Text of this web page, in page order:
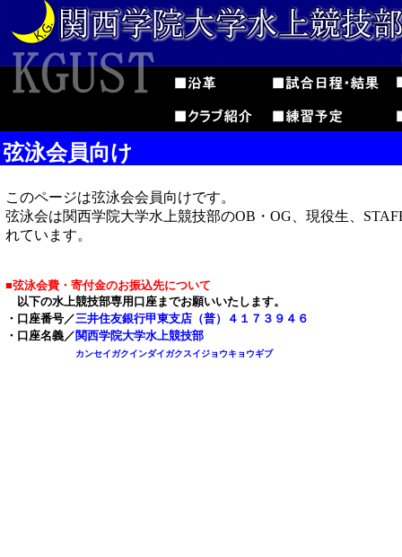
弦泳会員向け
このページは弦泳会会員向けです。
弦泳会は関西学院大学水上競技部のOB・OG、現役生、
れています。
■弦泳会費・寄付金のお振込先について
以下の水上競技部専用口座までお願いいたします。
・口座番号／三井住友銀行甲東支店（普）４１７３９４６
・口座名義／関西学院大学水上競技部
カンセイガクインダイガクスイジョウキョウギブ